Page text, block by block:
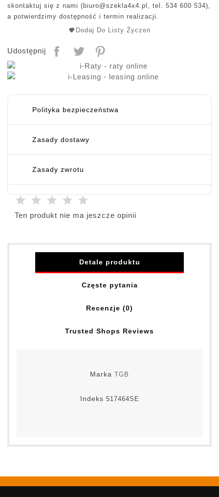
skontaktuj się z nami ( biuro@szekla4x4.pl , tel. 534 600 534),
a potwierdzimy dostępność i termin realizacji.
Dodaj Do Listy Życzeń
Udostępnij
Polityka bezpieczeństwa
Zasady dostawy
Zasady zwrotu
Ten produkt nie ma jeszcze opinii
Detale produktu
Częste pytania
Recenzje (0)
Trusted Shops Reviews
Marka TGB
Indeks 517464SE